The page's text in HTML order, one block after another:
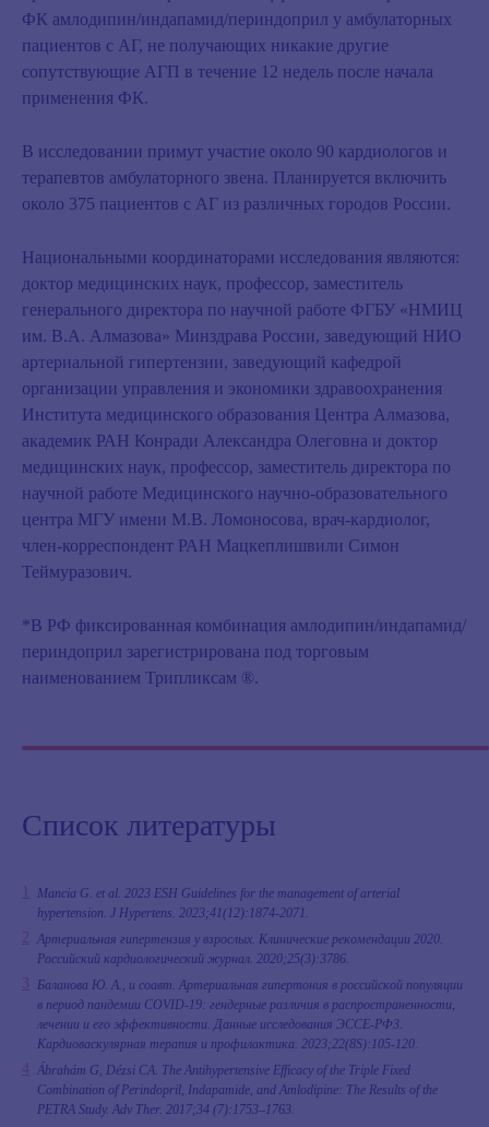
ФК амлодипин/индапамид/периндоприл у амбулаторных
пациентов с АГ, не получающих никакие другие
сопутствующие АГП в течение 12 недель после начала
применения ФК.
В исследовании примут участие около 90 кардиологов и
терапевтов амбулаторного звена. Планируется включить
около 375 пациентов с АГ из различных городов России.
Национальными координаторами исследования являются:
доктор медицинских наук, профессор, заместитель
генерального директора по научной работе ФГБУ «НМИЦ
им. В.А. Алмазова» Минздрава России, заведующий НИО
артериальной гипертензии, заведующий кафедрой
организации управления и экономики здравоохранения
Института медицинского образования Центра Алмазова,
академик РАН Конради Александра Олеговна и доктор
медицинских наук, профессор, заместитель директора по
научной работе Медицинского научно-образовательного
центра МГУ имени М.В. Ломоносова, врач-кардиолог,
член-корреспондент РАН Мацкеплишвили Симон
Теймуразович.
*В РФ фиксированная комбинация амлодипин/индапамид/
периндоприл зарегистрирована под торговым
наименованием Трипликсам ®.
Список литературы
Mancia G. et al. 2023 ESH Guidelines for the management of arterial
hypertension. J Hypertens. 2023;41(12):1874-2071.
Артериальная гипертензия у взрослых. Клинические рекомендации 2020.
Российский кардиологический журнал. 2020;25(3):3786.
Баланова Ю. А., и соавт. Артериальная гипертония в российской популяции
в период пандемии COVID-19: гендерные различия в распространенности,
лечении и его эффективности. Данные исследования ЭССЕ-РФ3.
Кардиоваскулярная терапия и профилактика. 2023;22(8S):105-120.
Ábrahám G, Dézsi CA. The Antihypertensive Efficacy of the Triple Fixed
Combination of Perindopril, Indapamide, and Amlodipine: The Results of the
PETRA Study. Adv Ther. 2017;34 (7):1753–1763.